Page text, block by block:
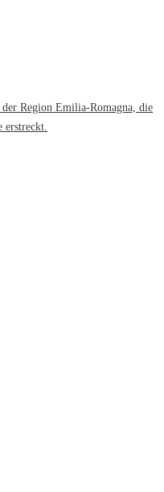
Region Emilia-Romagna, die
erstreckt.